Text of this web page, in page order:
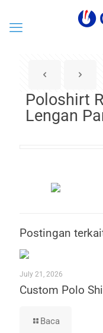
Poloshirt
Lengan
Postingan
July 21, 2026
Custom Polo
Baca